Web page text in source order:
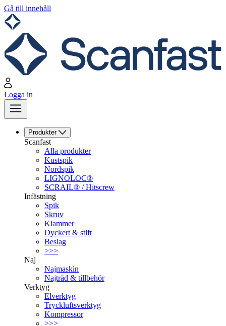
Gå till innehåll
Logga in
Produkter
Scanfast
Alla produkter
Kustspik
Nordspik
LIGNOLOC®
SCRAIL® / Hitscrew
Infästning
Spik
Skruv
Klammer
Dyckert & stift
Beslag
>>>
Naj
Najmaskin
Najtråd & tillbehör
Verktyg
Elverktyg
Tryckluftsverktyg
Kompressor
>>>